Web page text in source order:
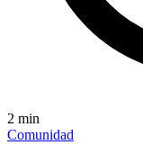
2 min
Comunidad